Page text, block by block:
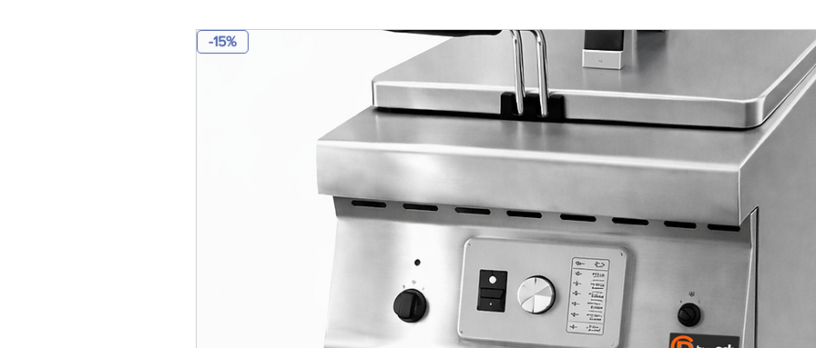
-15%